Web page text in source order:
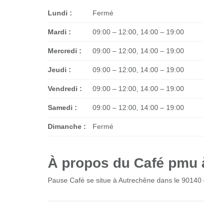
Lundi : Fermé
Mardi : 09:00 – 12:00, 14:00 – 19:00
Mercredi : 09:00 – 12:00, 14:00 – 19:00
Jeudi : 09:00 – 12:00, 14:00 – 19:00
Vendredi : 09:00 – 12:00, 14:00 – 19:00
Samedi : 09:00 – 12:00, 14:00 – 19:00
Dimanche : Fermé
À propos du Café pmu
Pause Café se situe à Autrechêne dans le